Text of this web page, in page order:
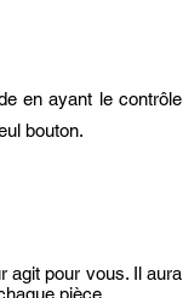
en ayant le contrôle
bouton.
agit pour vous. Il aura
pièce.